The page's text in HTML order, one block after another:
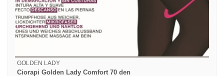
GOLDEN LADY
Ciorapi Golden Lady Comfort 70 den